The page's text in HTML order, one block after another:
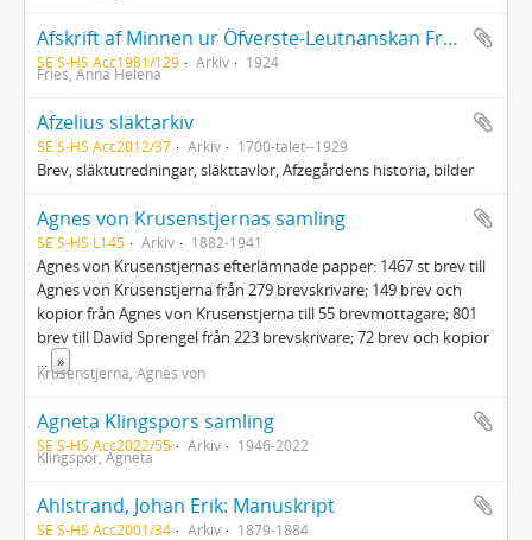
Afskrift af Minnen ur Öfverste-Leutnanskan Fru Anna Helena Fries', född Dubois, Lefnadslopp af henne egenhändigt sammanskrifne
SE S-HS Acc1981/129 Arkiv 1924
Fries, Anna Helena
Afzelius släktarkiv
SE S-HS Acc2012/37 Arkiv 1700-talet--1929
Brev, släktutredningar, släkttavlor, Afzegårdens historia, bilder
Agnes von Krusenstjernas samling
SE S-HS L145 Arkiv 1882-1941
Agnes von Krusenstjernas efterlämnade papper: 1467 st brev till
Agnes von Krusenstjerna från 279 brevskrivare; 149 brev och
kopior från Agnes von Krusenstjerna till 55 brevmottagare; 801
brev till David Sprengel från 223 brevskrivare; 72 brev och kopior
... »
Krusenstjerna, Agnes von
Agneta Klingspors samling
SE S-HS Acc2022/55 Arkiv 1946-2022
Klingspor, Agneta
Ahlstrand, Johan Erik: Manuskript
SE S-HS Acc2001/34 Arkiv 1879-1884